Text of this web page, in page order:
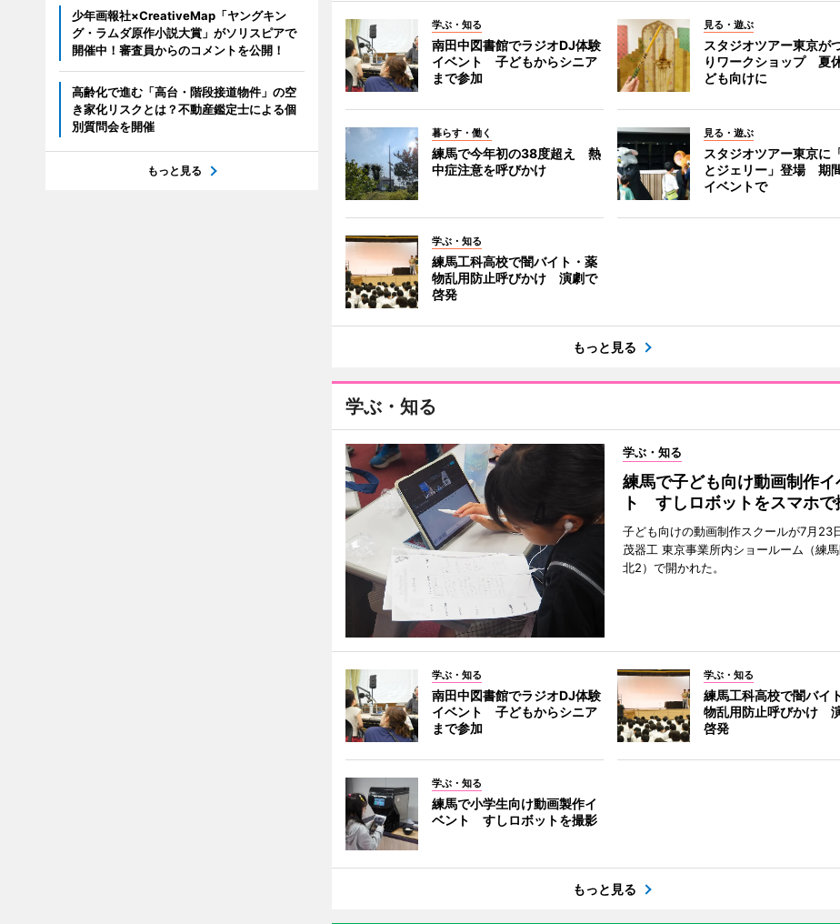
学ぶ・知る
南田中図書館でラジオDJ体験
イベント 子どもからシニア
まで参加
見る・遊ぶ
スタジオツアー東京が
りワークショップ 夏
ども向けに
暮らす・働く
練馬で今年初の38度超え 熱
中症注意を呼びかけ
見る・遊ぶ
スタジオツアー東京に
とジェリー」登場 期
イベントで
学ぶ・知る
練馬工科高校で闇バイト・薬
物乱用防止呼びかけ 演劇で
啓発
もっと見る
学ぶ・知る
学ぶ・知る
練馬で子ども向け動画制作イ
ト すしロボットをスマホで
子ども向けの動画制作スクールが7月23
茂器工 東京事業所内ショールーム（練
北2）で開かれた。
学ぶ・知る
南田中図書館でラジオDJ体験
イベント 子どもからシニア
まで参加
学ぶ・知る
練馬工科高校で闇バイ
物乱用防止呼びかけ
啓発
学ぶ・知る
練馬で小学生向け動画製作イ
ベント すしロボットを撮影
もっと見る
少年画報社×CreativeMap「ヤングキン
グ・ラムダ原作小説大賞」がソリスピアで
開催中！審査員からのコメントを公開！
高齢化で進む「高台・階段接道物件」の空
き家化リスクとは？不動産鑑定士による個
別質問会を開催
もっと見る